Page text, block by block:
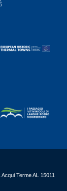
Terme AL 15011